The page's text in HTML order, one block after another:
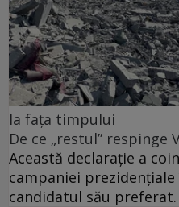
la fața timpului
De ce „restul” respinge
Această declarație a
campaniei
candidatul său preferat.